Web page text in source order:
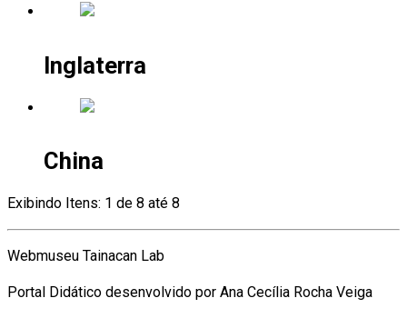
Inglaterra
China
Exibindo Itens: 1 de 8 até 8
Webmuseu Tainacan Lab
Portal Didático desenvolvido por Ana Cecília Rocha Veiga